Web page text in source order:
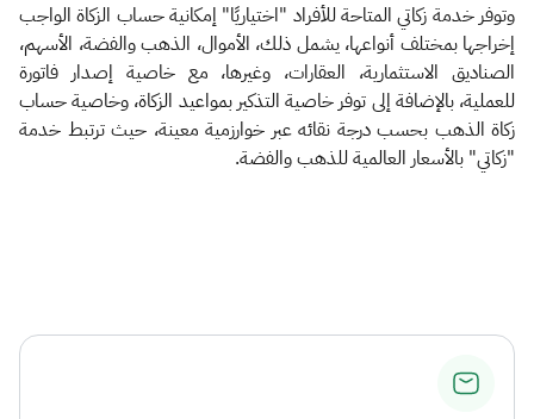
وتوفر خدمة زكاتي المتاحة للأفراد "اختياريًا" إمكانية حساب الزكاة الواجب
إخراجها بمختلف أنواعها، يشمل ذلك، الأموال، الذهب والفضة، الأسهم،
الصناديق الاستثمارية، العقارات، وغيرها، مع خاصية إصدار فاتورة
للعملية، بالإضافة إلى توفر خاصية التذكير بمواعيد الزكاة، وخاصية حساب
زكاة الذهب بحسب درجة نقائه عبر خوارزمية معينة، حيث ترتبط خدمة
"زكاتي" بالأسعار العالمية للذهب والفضة.​